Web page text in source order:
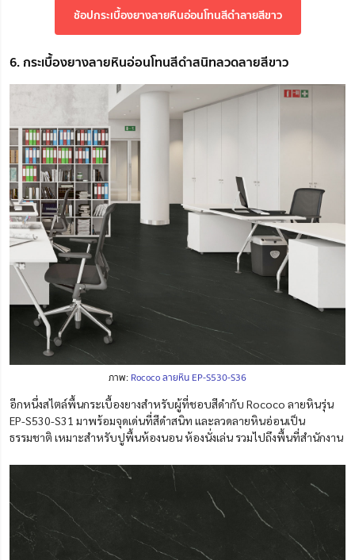
ช้อปกระเบื้องยางลายหินอ่อนโทนสีดำลายสีขาว
6. กระเบื้องยางลายหินอ่อนโทนสีดำสนิทลวดลายสีขาว
ภาพ: Rococo ลายหิน EP-S530-S36
อีกหนึ่งสไตล์พื้นกระเบื้องยางสำหรับผู้ที่ชอบสีดำกับ Rococo ลายหินรุ่น
EP-S530-S31 มาพร้อมจุดเด่นที่สีดำสนิท และลวดลายหินอ่อนเป็น
ธรรมชาติ เหมาะสำหรับปูพื้นห้องนอน ห้องนั่งเล่น รวมไปถึงพื้นที่สำนักงาน